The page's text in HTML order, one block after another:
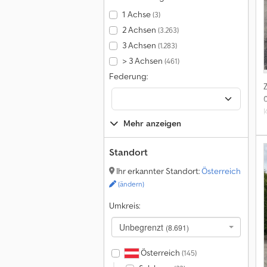
1 Achse(3)
2 Achsen (3.263)
3 Achsen (1.283)
> 3 Achsen (461)
Federung:
Mehr anzeigen
Standort
Ihr erkannter Standort:Österreich
(ändern)
Umkreis:
Unbegrenzt (8.691)
Österreich (145)